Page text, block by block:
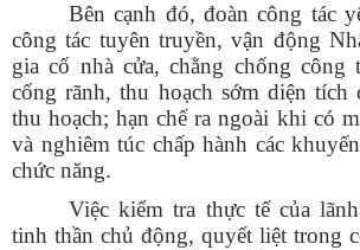
Bên cạnh đó, đoàn công tác
công tác tuyên truyền, vận động
gia cố nhà cửa, chằng chống
cống rãnh, thu hoạch sớm diện
thu hoạch; hạn chế ra ngoài khi có
và nghiêm túc chấp hành các
chức năng.
Việc kiểm tra thực tế của
tinh thần chủ động, quyết liệt trong